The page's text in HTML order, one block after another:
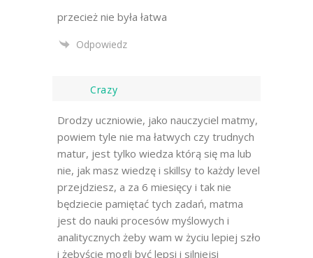
przecież nie była łatwa
Odpowiedz
Crazy
Drodzy uczniowie, jako nauczyciel matmy,
powiem tyle nie ma łatwych czy trudnych
matur, jest tylko wiedza którą się ma lub
nie, jak masz wiedzę i skillsy to każdy level
przejdziesz, a za 6 miesięcy i tak nie
będziecie pamiętać tych zadań, matma
jest do nauki procesów myślowych i
analitycznych żeby wam w życiu lepiej szło
i żebyście mogli być lepsi i silniejsi